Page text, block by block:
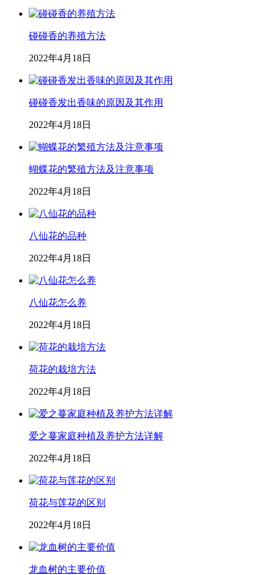
碰碰香的养殖方法
2022年4月18日
碰碰香发出香味的原因及其作用
2022年4月18日
蝴蝶花的繁殖方法及注意事项
2022年4月18日
八仙花的品种
2022年4月18日
八仙花怎么养
2022年4月18日
荷花的栽培方法
2022年4月18日
爱之蔓家庭种植及养护方法详解
2022年4月18日
荷花与莲花的区别
2022年4月18日
龙血树的主要价值